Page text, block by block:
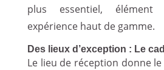
plus essentiel, élément
expérience haut de gamme.
Des lieux d’exception : Le
Le lieu de réception donne le